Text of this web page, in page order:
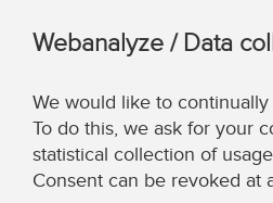
Webanalyze / Data
We would like to
To do this, we ask for your
statistical collection of
Consent can be revoked at